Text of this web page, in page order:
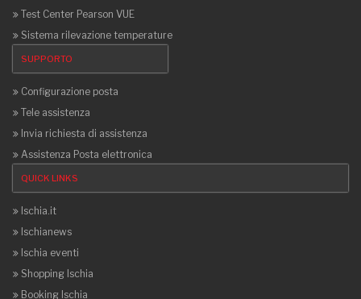
Test Center Pearson VUE
Sistema rilevazione temperature
SUPPORTO
Configurazione posta
Tele assistenza
Invia richiesta di assistenza
Assistenza Posta elettronica
QUICK LINKS
Ischia.it
Ischianews
Ischia eventi
Shopping Ischia
Booking Ischia